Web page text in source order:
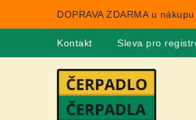
DOPRAVA ZDARMA u
Kontakt Sleva pro